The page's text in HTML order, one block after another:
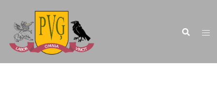
saturu